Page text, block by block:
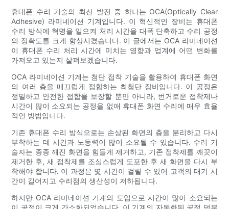
휴대폰 수리 기술의 최신 발전 중 하나는 OCA(Optically Clear
Adhesive) 라미네이션 기계입니다. 이 혁신적인 장비는 휴대폰
수리 방식에 혁명을 일으켜 처리 시간을 대폭 단축하고 수리 공정
의 정확도를 크게 향상시켰습니다. 이 글에서는 OCA 라미네이션
이 휴대폰 수리 처리 시간에 미치는 영향과 업계에 어떤 변화를
가져오고 있는지 살펴보겠습니다.
OCA 라미네이션 기계는 첨단 접착 기술을 활용하여 휴대폰 화면
의 여러 층을 매끄럽게 접합하는 최첨단 장비입니다. 이 공정은
정밀하고 안전한 접합을 보장할 뿐만 아니라, 번거로운 접착제나
시간이 많이 소요되는 공정을 없애 휴대폰 화면 수리에 매우 효율
적인 방법입니다.
기존 휴대폰 수리 방식으로는 손상된 화면의 층을 분리하고 다시
부착하는 데 시간과 노동력이 많이 소요될 수 있습니다. 수리 기
술자는 종종 깨진 화면을 힘들게 제거하고, 기존 접착제를 깨끗이
제거한 후, 새 접착제를 조심스럽게 도포한 후 새 화면을 다시 부
착해야 합니다. 이 과정은 몇 시간이 걸릴 수 있어 고객의 대기 시
간이 길어지고 수리점의 생산성이 저하됩니다.
하지만 OCA 라미네이션 기계의 도입으로 시간이 많이 소요되는
이 공정이 크게 간소화되었습니다. 이 기계의 자동화된 공정 덕분